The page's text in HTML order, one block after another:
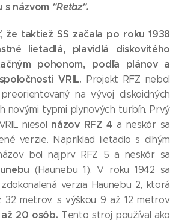
s názvom "Reťaz".
že taktiež SS začala po roku 1938
lietadlá, plavidlá diskovitého
pohonom, podľa plánov a
VRIL. Projekt RFZ nebol
na vývoj diskoidných
novými typmi plynových turbín. Prvý
niesol názov RFZ 4 a neskôr sa
verzie. Napríklad lietadlo s dlhým
bol najprv RFZ 5 a neskôr sa
(Haunebu 1). V roku 1942 sa
verzia Haunebu 2, ktorá
32 metrov, s výškou 9 až 12 metrov,
až 20 osôb. Tento stroj používal ako